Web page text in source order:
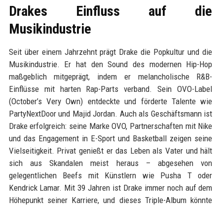
Drakes Einfluss auf die
Musikindustrie
Seit über einem Jahrzehnt prägt Drake die Popkultur und die
Musikindustrie. Er hat den Sound des modernen Hip-Hop
maßgeblich mitgeprägt, indem er melancholische R&B-
Einflüsse mit harten Rap-Parts verband. Sein OVO-Label
(October’s Very Own) entdeckte und förderte Talente wie
PartyNextDoor und Majid Jordan. Auch als Geschäftsmann ist
Drake erfolgreich: seine Marke OVO, Partnerschaften mit Nike
und das Engagement in E-Sport und Basketball zeigen seine
Vielseitigkeit. Privat genießt er das Leben als Vater und hält
sich aus Skandalen meist heraus – abgesehen von
gelegentlichen Beefs mit Künstlern wie Pusha T oder
Kendrick Lamar. Mit 39 Jahren ist Drake immer noch auf dem
Höhepunkt seiner Karriere, und dieses Triple-Album könnte